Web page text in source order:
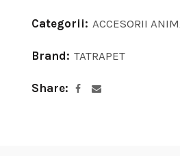
Categorii: ACCESORII
Brand: TATRAPET
Share